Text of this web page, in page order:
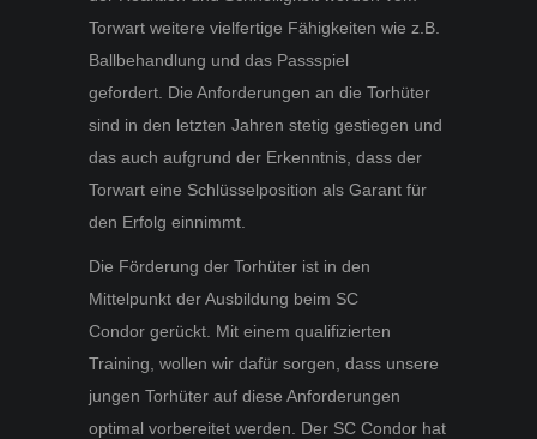
Torwart weitere vielfertige Fähigkeiten wie z.B.
Ballbehandlung und das Passspiel
gefordert. Die Anforderungen an die Torhüter
sind in den letzten Jahren stetig gestiegen und
das auch aufgrund der Erkenntnis, dass der
Torwart eine Schlüsselposition als Garant für
den Erfolg einnimmt.
Die Förderung der Torhüter ist in den
Mittelpunkt der Ausbildung beim SC
Condor gerückt. Mit einem qualifizierten
Training, wollen wir dafür sorgen, dass unsere
jungen Torhüter auf diese Anforderungen
optimal vorbereitet werden. Der SC Condor hat